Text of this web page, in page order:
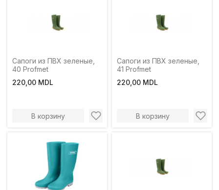
Сапоги из ПВХ зеленые,
40 Profmet
220,00 MDL
В корзину
Сапоги из ПВХ зеленые,
41 Profmet
220,00 MDL
В корзину